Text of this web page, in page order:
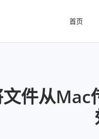
首页
件从